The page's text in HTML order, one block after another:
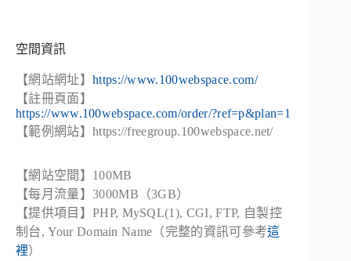
空間資訊
【網站網址】 https://www.100webspace.com/
【註冊頁面】
https://www.100webspace.com/order/?ref=p&plan=1
【範例網站】https://freegroup.100webspace.net/
【網站空間】100MB
【每月流量】3000MB（3GB）
【提供項目】PHP, MySQL(1), CGI, FTP, 自製控
制台, Your Domain Name（完整的資訊可參考這
裡）